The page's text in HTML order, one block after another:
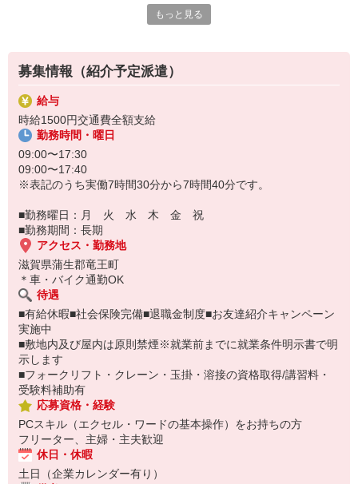
全国にあるお仕事の中から、一人ひとりのスキルや希望条件に応
安全管理体制も万全ですので安心してご就業いただけます。
登録方法は、【オンライン】【電話】【登録会来場】の3つから
選べます♪
★★履歴書・証明写真は不要！★★
また、ご登録済の方はお仕事の紹介がスムーズです。
ご応募お待ちしています。
高時給♪残業多めで稼げる！4〜8月は9時〜17時半、9〜3月は9時〜
100円から■賞与あり（年2回4．6ヵ月分） その他手当あり
＊技術が身につきます
＊ライン作業です
派遣期間（最長6ヶ月）終了後、双方合意の上で、派遣先企業の直雇
用となります。
もっと見る
募集情報（紹介予定派遣）
給与
時給1500円交通費全額支給
勤務時間・曜日
09:00〜17:30
09:00〜17:40
※表記のうち実働7時間30分から7時間40分です。
■勤務曜日：月 火 水 木 金 祝
■勤務期間：長期
アクセス・勤務地
滋賀県蒲生郡竜王町
＊車・バイク通勤OK
待遇
■有給休暇■社会保険完備■退職金制度■お友達紹介キャンペーン
実施中
■敷地内及び屋内は原則禁煙※就業前までに就業条件明示書で明
示します
■フォークリフト・クレーン・玉掛・溶接の資格取得/講習料・
受験料補助有
応募資格・経験
PCスキル（エクセル・ワードの基本操作）をお持ちの方
フリーター、主婦・主夫歓迎
休日・休暇
土日（企業カレンダー有り）